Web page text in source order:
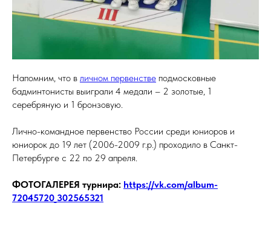
Напомним, что в личном первенстве подмосковные
бадминтонисты выиграли 4 медали – 2 золотые, 1
серебряную и 1 бронзовую.
Лично-командное первенство России среди юниоров и
юниорок до 19 лет (2006-2009 г.р.) проходило в Санкт-
Петербурге с 22 по 29 апреля.
ФОТОГАЛЕРЕЯ турнира: https://vk.com/album-
72045720_302565321